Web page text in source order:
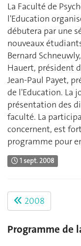
La Faculté de
l'Education
débutera par une
nouveaux
Bernard
Hauert, président
Jean-Paul Payet,
de l'Education. La
présentation des
faculté. La
concernent, est
programme pour
1 sept. 2008
2008
Programme de